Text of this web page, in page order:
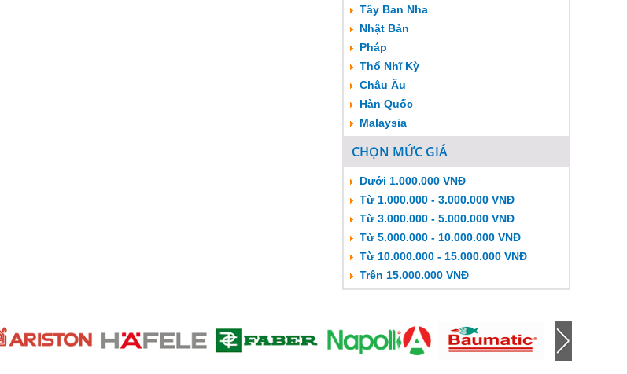
Tây Ban Nha
Nhật Bản
Pháp
Thổ Nhĩ Kỳ
Châu Âu
Hàn Quốc
Malaysia
CHỌN MỨC GIÁ
Dưới 1.000.000 VNĐ
Từ 1.000.000 - 3.000.000 VNĐ
Từ 3.000.000 - 5.000.000 VNĐ
Từ 5.000.000 - 10.000.000 VNĐ
Từ 10.000.000 - 15.000.000 VNĐ
Trên 15.000.000 VNĐ